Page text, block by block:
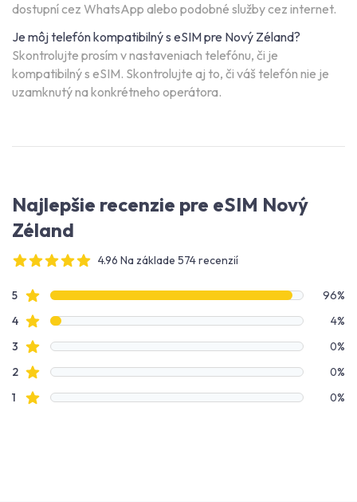
dostupní cez WhatsApp alebo podobné služby cez internet.
Je môj telefón kompatibilný s eSIM pre Nový Zéland?
Skontrolujte prosím v nastaveniach telefónu, či je
kompatibilný s eSIM. Skontrolujte aj to, či váš telefón nie je
uzamknutý na konkrétneho operátora.
Najlepšie recenzie pre eSIM Nový
Zéland
4.96 Na základe 574 recenzií
Údaje o recenziách
5Hviezdičkové recenzie
96%
4Hviezdičkové recenzie
4%
3 Hviezdičkové recenzie
0%
2Hviezdičkové recenzie
0%
1 Hviezdičkové recenzie 0%